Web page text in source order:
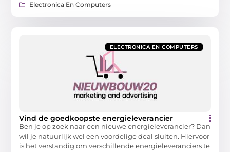
Electronica En Computers
ELECTRONICA EN COMPUTERS
Vind de goedkoopste energieleverancier
Ben je op zoek naar een nieuwe energieleverancier? Dan
wil je natuurlijk wel een voordelige deal sluiten. Hiervoor
is het verstandig om verschillende energieleveranciers te